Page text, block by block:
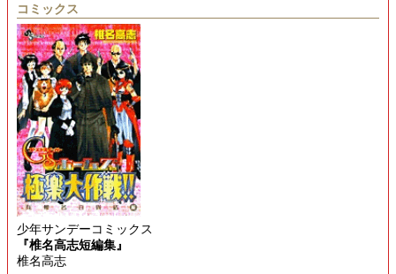
コミックス
少年サンデーコミックス
『椎名高志短編集』
椎名高志